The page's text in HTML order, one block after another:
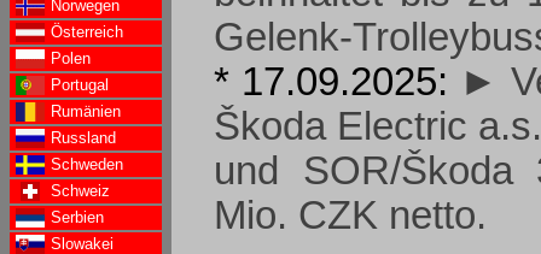
Norwegen
Österreich
Polen
Portugal
Rumänien
Russland
Schweden
Schweiz
Serbien
Slowakei
Gelenk-
* 17.09.2025: ►
Škoda Electric
und SOR/Škoda
Mio. CZK netto.